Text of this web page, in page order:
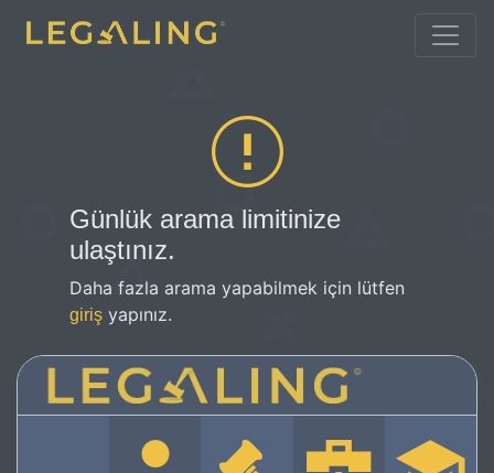
Günlük arama limitinize
ulaştınız.
Daha fazla arama yapabilmek için lütfen
giriş yapınız.